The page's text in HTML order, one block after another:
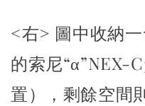
<右> 圖中收納
的索尼“α”NEX-
置），剩餘空間